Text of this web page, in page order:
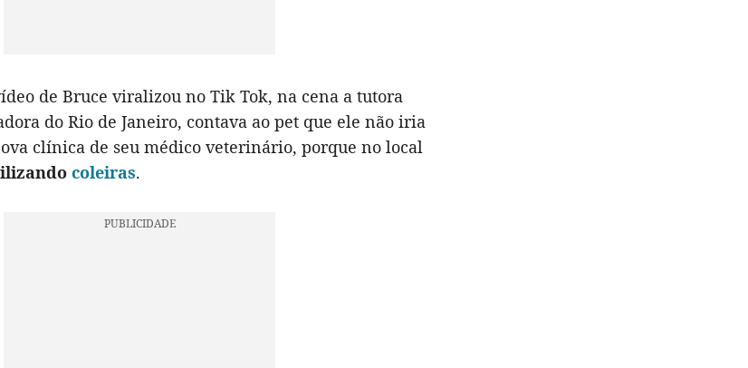
de Bruce viralizou no Tik Tok, na cena a tutora
do Rio de Janeiro, contava ao pet que ele não iria
clínica de seu médico veterinário, porque no local
coleiras.